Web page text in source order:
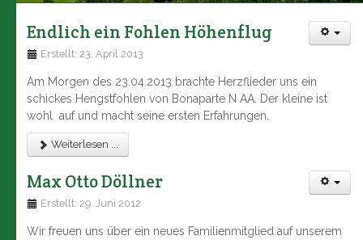
Endlich ein Fohlen Höhenflug
Erstellt: 23. April 2013
Am Morgen des 23.04.2013 brachte Herzflieder uns ein
schickes Hengstfohlen von Bonaparte N AA. Der kleine ist
wohl auf und macht seine ersten Erfahrungen.
Weiterlesen ...
Max Otto Döllner
Erstellt: 29. Juni 2012
Wir freuen uns über ein neues Familienmitglied auf unserem